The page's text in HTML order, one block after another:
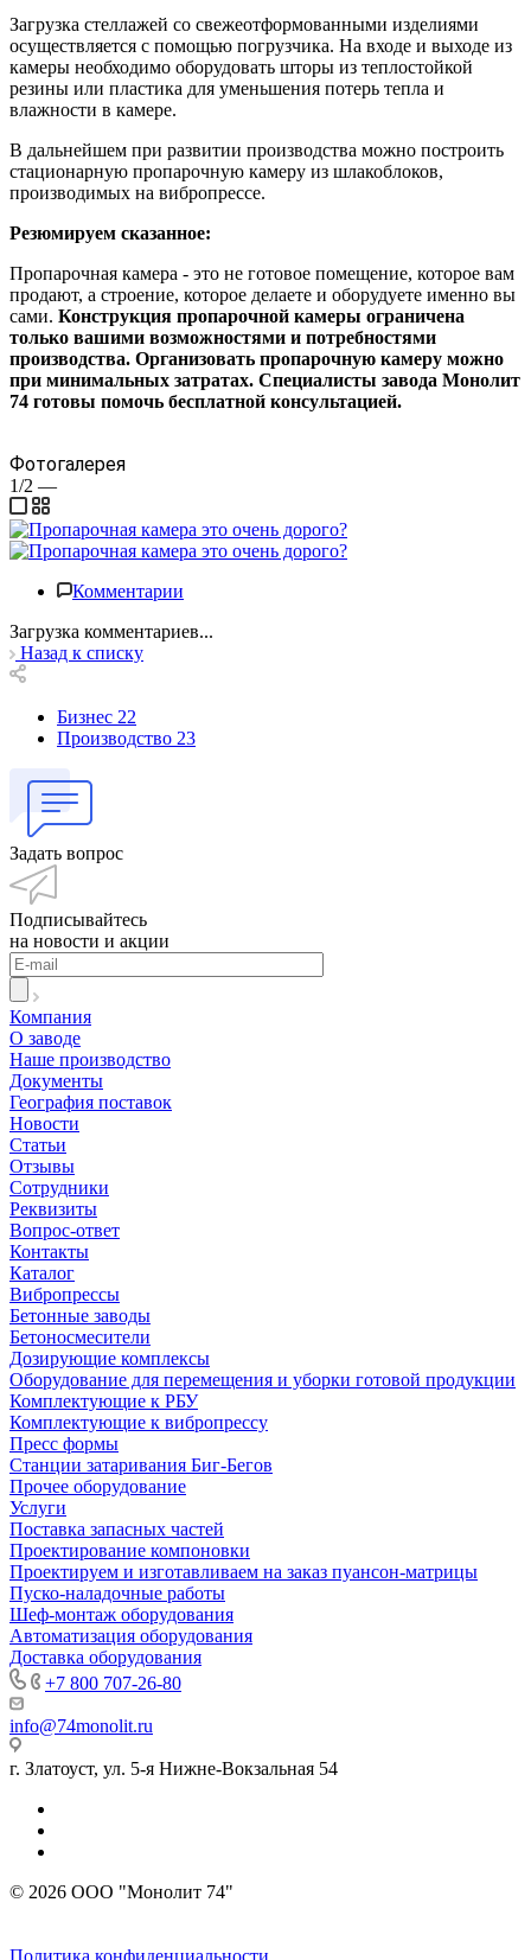
Загрузка стеллажей со свежеотформованными изделиями
осуществляется с помощью погрузчика. На входе и выходе из
камеры необходимо оборудовать шторы из теплостойкой
резины или пластика для уменьшения потерь тепла и
влажности в камере.
В дальнейшем при развитии производства можно построить
стационарную пропарочную камеру из шлакоблоков,
производимых на вибропрессе.
Резюмируем сказанное:
Пропарочная камера - это не готовое помещение, которое вам
продают, а строение, которое делаете и оборудуете именно вы
сами. Конструкция пропарочной камеры ограничена
только вашими возможностями и потребностями
производства. Организовать пропарочную камеру можно
при минимальных затратах. Специалисты завода Монолит
74 готовы помочь бесплатной консультацией.
Фотогалерея
1/2 —
Комментарии
Загрузка комментариев...
Назад к списку
Бизнес 22
Производство 23
Задать вопрос
Подписывайтесь
на новости и акции
Компания
О заводе
Наше производство
Документы
География поставок
Новости
Статьи
Отзывы
Сотрудники
Реквизиты
Вопрос-ответ
Контакты
Каталог
Вибропрессы
Бетонные заводы
Бетоносмесители
Дозирующие комплексы
Оборудование для перемещения и уборки готовой продукции
Комплектующие к РБУ
Комплектующие к вибропрессу
Пресс формы
Станции затаривания Биг-Бегов
Прочее оборудование
Услуги
Поставка запасных частей
Проектирование компоновки
Проектируем и изготавливаем на заказ пуансон-матрицы
Пуско-наладочные работы
Шеф-монтаж оборудования
Автоматизация оборудования
Доставка оборудования
+7 800 707-26-80
info@74monolit.ru
г. Златоуст, ул. 5-я Нижне-Вокзальная 54
© 2026 ООО "Монолит 74"